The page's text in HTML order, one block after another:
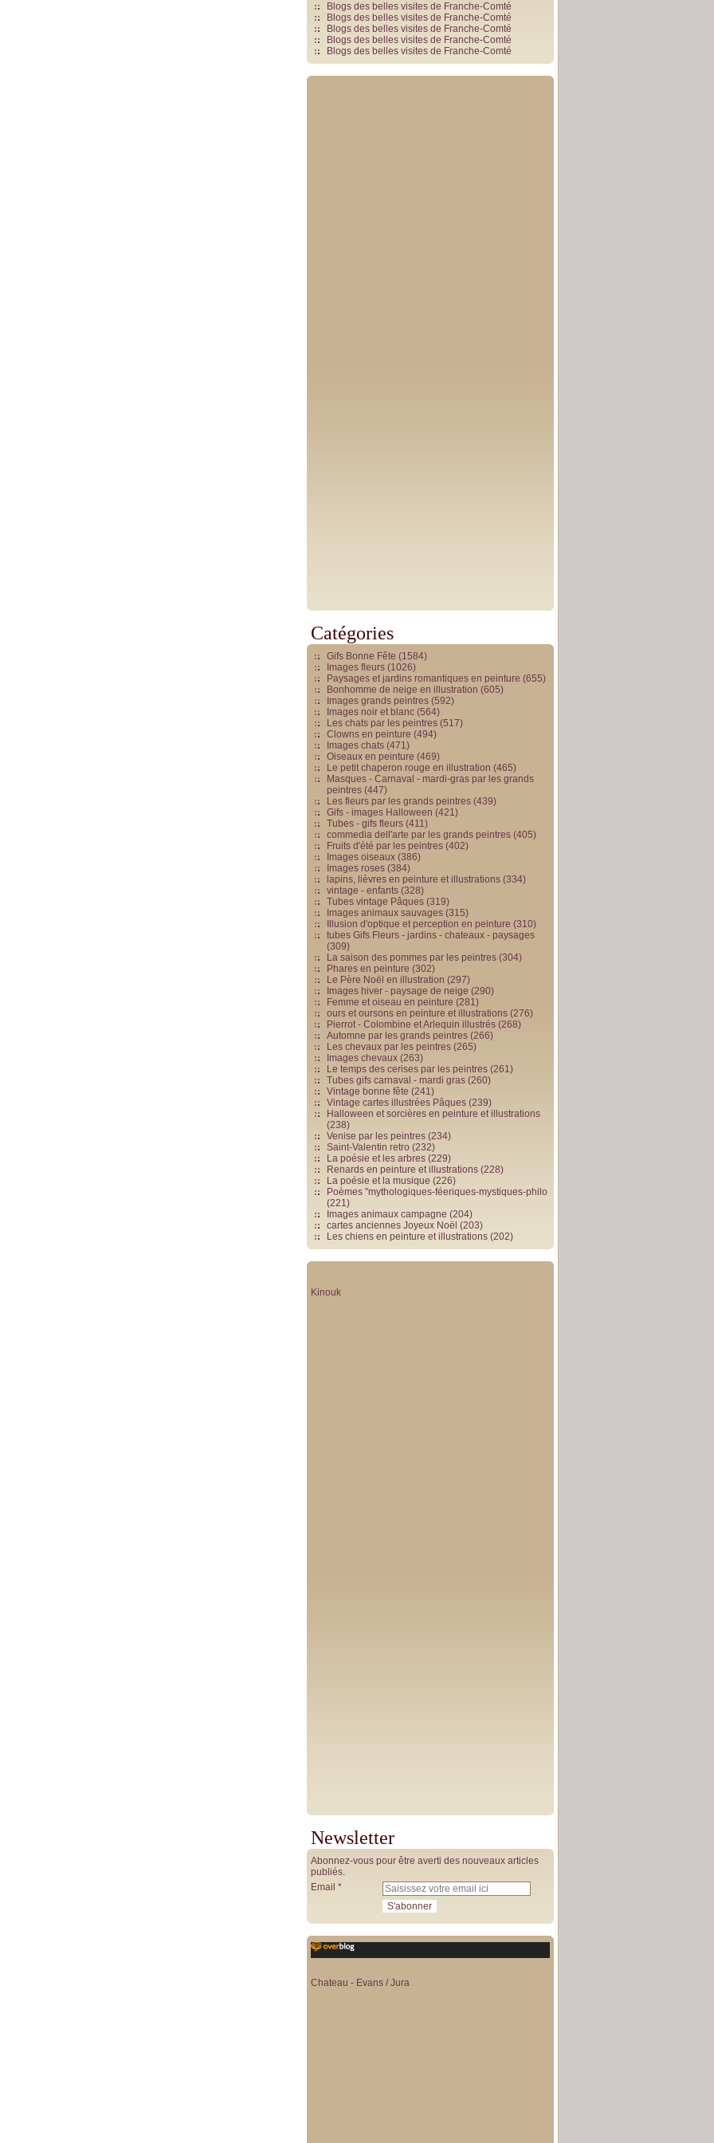
Blogs des belles visites de Franche-Comté
Blogs des belles visites de Franche-Comté
Blogs des belles visites de Franche-Comté
Blogs des belles visites de Franche-Comté
Blogs des belles visites de Franche-Comté
Catégories
Gifs Bonne Fête (1584)
Images fleurs (1026)
Paysages et jardins romantiques en peinture (655)
Bonhomme de neige en illustration (605)
Images grands peintres (592)
Images noir et blanc (564)
Les chats par les peintres (517)
Clowns en peinture (494)
Images chats (471)
Oiseaux en peinture (469)
Le petit chaperon rouge en illustration (465)
Masques - Carnaval - mardi-gras par les grands
peintres (447)
Les fleurs par les grands peintres (439)
Gifs - images Halloween (421)
Tubes - gifs fleurs (411)
commedia dell'arte par les grands peintres (405)
Fruits d'été par les peintres (402)
Images oiseaux (386)
Images roses (384)
lapins, lièvres en peinture et illustrations (334)
vintage - enfants (328)
Tubes vintage Pâques (319)
Images animaux sauvages (315)
Illusion d'optique et perception en peinture (310)
tubes Gifs Fleurs - jardins - chateaux - paysages
(309)
La saison des pommes par les peintres (304)
Phares en peinture (302)
Le Père Noël en illustration (297)
Images hiver - paysage de neige (290)
Femme et oiseau en peinture (281)
ours et oursons en peinture et illustrations (276)
Pierrot - Colombine et Arlequin illustrés (268)
Automne par les grands peintres (266)
Les chevaux par les peintres (265)
Images chevaux (263)
Le temps des cerises par les peintres (261)
Tubes gifs carnaval - mardi gras (260)
Vintage bonne fête (241)
Vintage cartes illustrées Pâques (239)
Halloween et sorcières en peinture et illustrations
(238)
Venise par les peintres (234)
Saint-Valentin retro (232)
La poésie et les arbres (229)
Renards en peinture et illustrations (228)
La poésie et la musique (226)
Poèmes "mythologiques-féeriques-mystiques-philo
(221)
Images animaux campagne (204)
cartes anciennes Joyeux Noël (203)
Les chiens en peinture et illustrations (202)
Kinouk
Newsletter
Abonnez-vous pour être averti des nouveaux articles
publiés.
Email
Chateau - Evans / Jura